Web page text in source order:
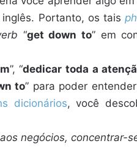
inglês. Portanto, os tais
“get down to” em
”, “dedicar toda a
to” para poder
dicionários, você
negócios, concentrar-